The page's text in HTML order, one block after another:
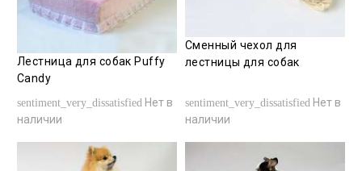
Лестница для собак Puffy
Candy
sentiment_very_dissatisfied Нет в
наличии
Сменный чехол для
лестницы для собак
sentiment_very_dissatisfied Нет в
наличии